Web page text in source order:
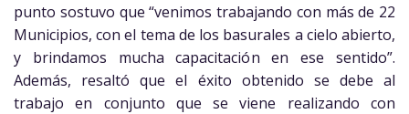
punto sostuvo que “venimos trabajando con más de 22
Municipios, con el tema de los basurales a cielo abierto,
y brindamos mucha capacitación en ese sentido”.
Además, resaltó que el éxito obtenido se debe al
trabajo en conjunto que se viene realizando con